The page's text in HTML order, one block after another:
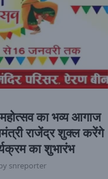
का भव्य आगाज
राजेंद्र शुक्ल करेंगे
का शुभारंभ
snreporter